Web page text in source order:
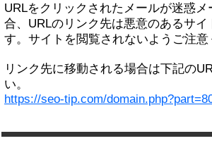
URLをクリックされたメールが迷惑
合、URLのリンク先は悪意のあるサ
す。サイトを閲覧されないようご注意
リンク先に移動される場合は下記の
い。
https://seo-tip.com/